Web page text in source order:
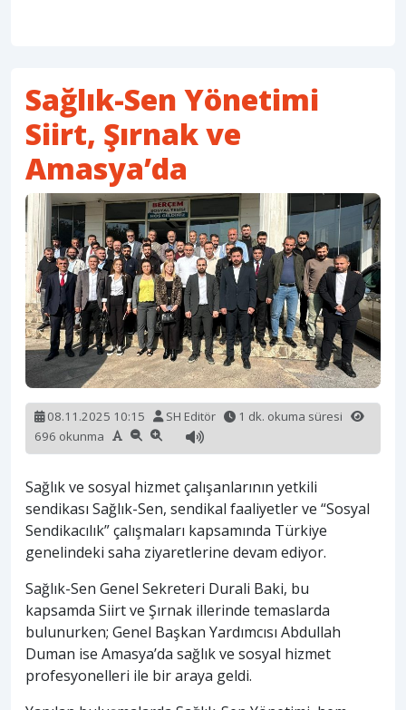
Sağlık-Sen Yönetimi
Siirt, Şırnak ve
Amasya’da
08.11.2025 10:15 SH Editör
1 dk. okuma süresi
696 okunma
Sağlık ve sosyal hizmet çalışanlarının yetkili
sendikası Sağlık-Sen, sendikal faaliyetler ve “Sosyal
Sendikacılık” çalışmaları kapsamında Türkiye
genelindeki saha ziyaretlerine devam ediyor.
Sağlık-Sen Genel Sekreteri Durali Baki, bu
kapsamda Siirt ve Şırnak illerinde temaslarda
bulunurken; Genel Başkan Yardımcısı Abdullah
Duman ise Amasya’da sağlık ve sosyal hizmet
profesyonelleri ile bir araya geldi.